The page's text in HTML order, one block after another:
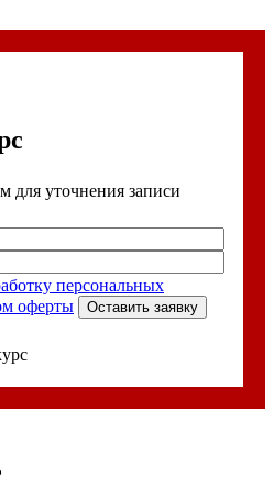
для уточнения записи
персональных
оферты